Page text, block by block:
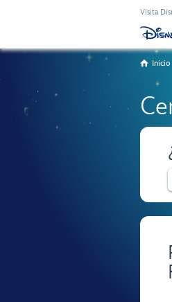
Visita
Inicio